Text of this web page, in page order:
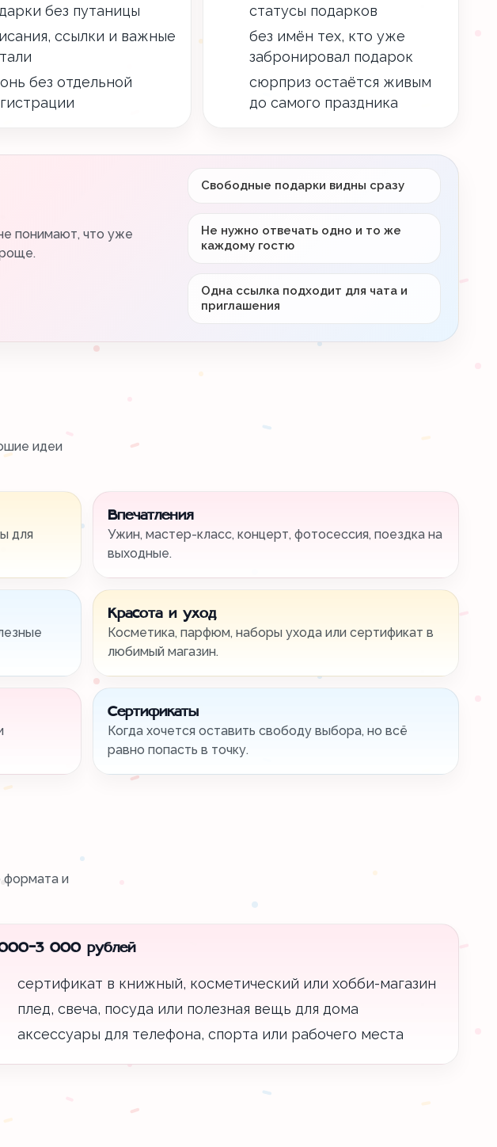
без путаницы
ссылки и важные
без отдельной
статусы подарков
без имён тех, кто уже
забронировал подарок
сюрприз остаётся живым
до самого праздника
понимают, что уже
Свободные подарки видны сразу
Не нужно отвечать одно и то же
каждому гостю
Одна ссылка подходит для чата и
приглашения
идеи
для
Впечатления
Ужин, мастер-класс, концерт, фотосессия, поездка на
выходные.
Красота и уход
Косметика, парфюм, наборы ухода или сертификат в
любимый магазин.
Сертификаты
Когда хочется оставить свободу выбора, но всё
равно попасть в точку.
формата и
3 000 рублей
сертификат в книжный, косметический или хобби-магазин
плед, свеча, посуда или полезная вещь для дома
аксессуары для телефона, спорта или рабочего места